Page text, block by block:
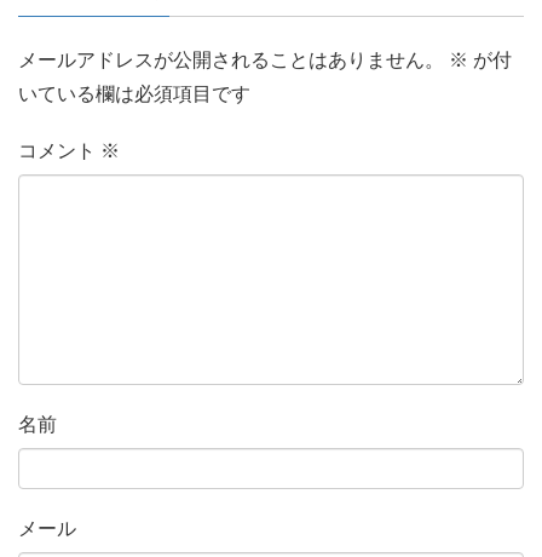
メールアドレスが公開されることはありません。 ※ が付
いている欄は必須項目です
コメント ※
名前
メール